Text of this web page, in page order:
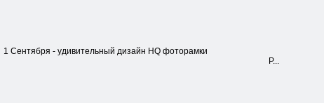
1 Сентября - удивительный дизайн HQ фоторамки
Р...